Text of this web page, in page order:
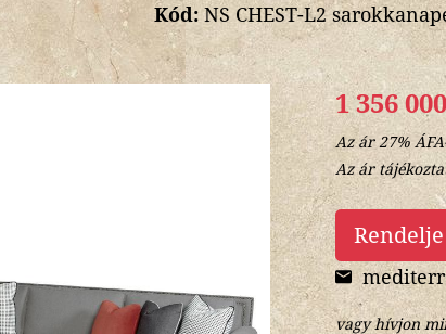
Kód:NS CHEST-L2
1 356
Az ár 27%
Az ár
vagy hívjon